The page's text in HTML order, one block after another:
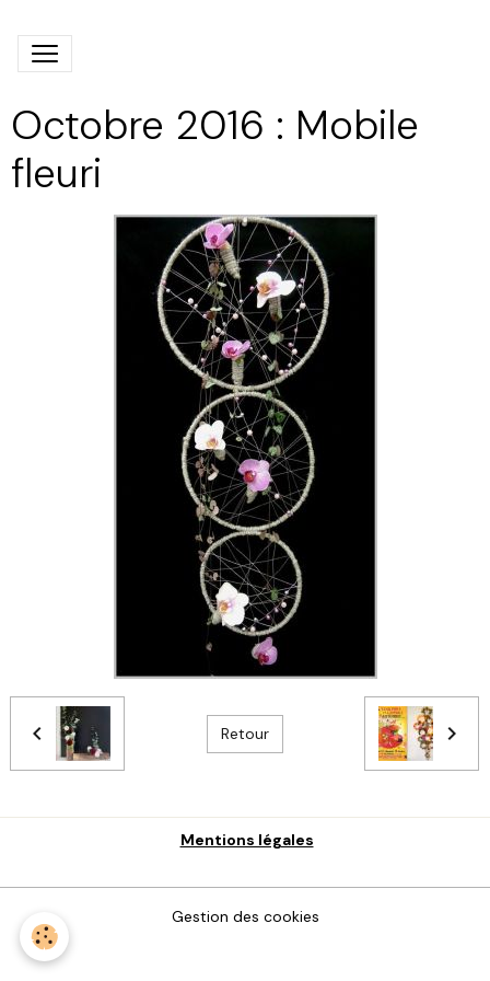
Octobre 2016 : Mobile
fleuri
Retour
Mentions légales
Gestion des cookies